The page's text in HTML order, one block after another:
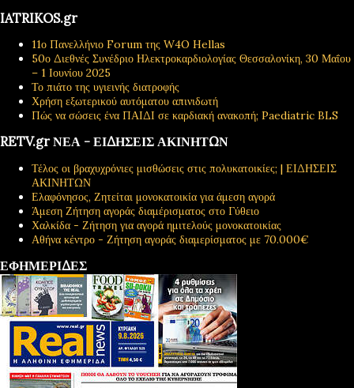
IATRIKOS.gr
11ο Πανελλήνιο Forum της W4O Hellas
50ο Διεθνές Συνέδριο Ηλεκτροκαρδιολογίας Θεσσαλονίκη, 30 Μαΐου
– 1 Ιουνίου 2025
Το πιάτο της υγιεινής διατροφής
Χρήση εξωτερικού αυτόματου απινιδωτή
Πώς να σώσεις ένα ΠΑΙΔΙ σε καρδιακή ανακοπή; Paediatric BLS
RETV.gr ΝΕΑ - ΕΙΔΗΣΕΙΣ ΑΚΙΝΗΤΩΝ
Τέλος οι βραχυχρόνιες μισθώσεις στις πολυκατοικίες; | ΕΙΔΗΣΕΙΣ
ΑΚΙΝΗΤΩΝ
Ελαφόνησος, Ζητείται μονοκατοικία για άμεση αγορά
Άμεση Ζήτηση αγοράς διαμέρισματος στο Γύθειο
Χαλκίδα - Ζήτηση για αγορά ημιτελούς μονοκατοικίας
Αθήνα κέντρο - Ζήτηση αγοράς διαμερίσματος με 70.000€
ΕΦΗΜΕΡΙΔΕΣ